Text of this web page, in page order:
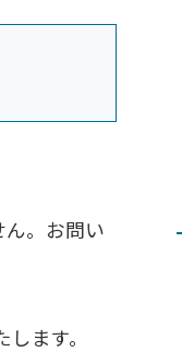
。お問い
ます。